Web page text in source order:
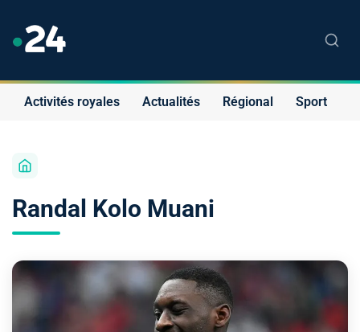
Activités royales Actualités Régional Sport
Randal Kolo Muani